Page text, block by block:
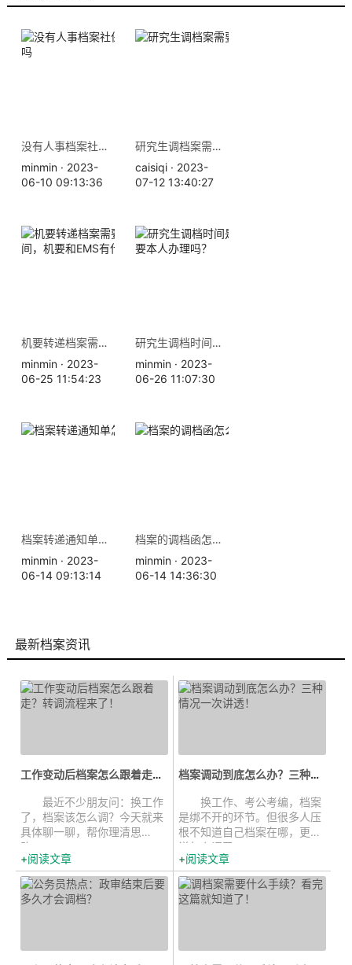
没有人事档案社保等于白交吗
minmin · 2023-
06-10 09:13:36
研究生调档案需要什么手续
caisiqi · 2023-
07-12 13:40:27
机要转递档案需要多长时间，机要和EMS有什么区别？
minmin · 2023-
06-25 11:54:23
研究生调档时间是多久，需要本人办理吗？
minmin · 2023-
06-26 11:07:30
档案转递通知单怎么开？
minmin · 2023-
06-14 09:13:14
档案的调档函怎么开？
minmin · 2023-
06-14 14:36:30
最新档案资讯
工作变动后档案怎么跟着走？转调流...
最近不少朋友问：换工作
了，档案该怎么调？今天就来
具体聊一聊，帮你理清思
路。...
阅读文章
档案调动到底怎么办？三种情况一次...
换工作、考公考编，档案
是绑不开的环节。但很多人压
根不知道自己档案在哪，更别
说怎么调了。...
阅读文章